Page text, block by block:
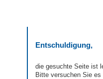
Entschuldigung,
die gesuchte Seite ist
Bitte versuchen Sie